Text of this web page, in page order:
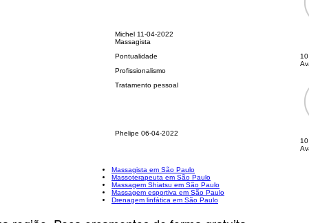
Michel 11-04-2022
Massagista
Pontualidade
Profissionalismo
Tratamento pessoal
10
Phelipe 06-04-2022
10
Massagista em São Paulo
Massoterapeuta em São Paulo
Massagem Shiatsu em São Paulo
Massagem esportiva em São Paulo
Drenagem linfática em São Paulo